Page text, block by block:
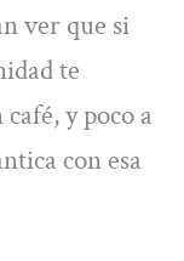
ver que si
te
y poco a
con esa